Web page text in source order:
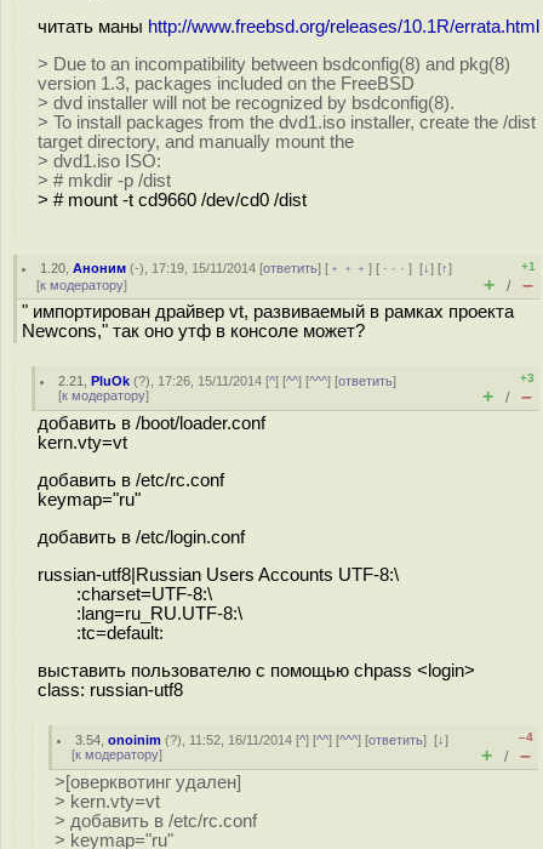
читать маны http://www.freebsd.org/releases/10.1R/errata.html
> Due to an incompatibility between bsdconfig(8) and pkg(8)
version 1.3, packages included on the FreeBSD
> dvd installer will not be recognized by bsdconfig(8).
> To install packages from the dvd1.iso installer, create the /dist
target directory, and manually mount the
> dvd1.iso ISO:
> # mkdir -p /dist
> # mount -t cd9660 /dev/cd0 /dist
1.20 ,Аноним (-), 17:19, 15/11/2014 [ответить] [ ﹢﹢﹢] [ · · ·][↓] [↑]
[к модератору]
+1
+ / –
" импортирован драйвер vt, развиваемый в рамках проекта
Newcons," так оно утф в консоле может?
2.21 ,PluOk (?), 17:26, 15/11/2014 [^] [^^] [^^^] [ответить]
[к модератору]
+3
+ / –
добавить в /boot/loader.conf
kern.vty=vt
добавить в /etc/rc.conf
keymap="ru"
добавить в /etc/login.conf
russian-utf8|Russian Users Accounts UTF-8:\
:charset=UTF-8:\
:lang=ru_RU.UTF-8:\
:tc=default:
выставить пользователю c помощью chpass <login>
class: russian-utf8
3.54 ,onoinim (?), 11:52, 16/11/2014 [^] [^^] [^^^] [ответить][↓]
[к модератору]
–4
+ / –
>[оверквотинг удален]
> kern.vty=vt
> добавить в /etc/rc.conf
> keymap="ru"